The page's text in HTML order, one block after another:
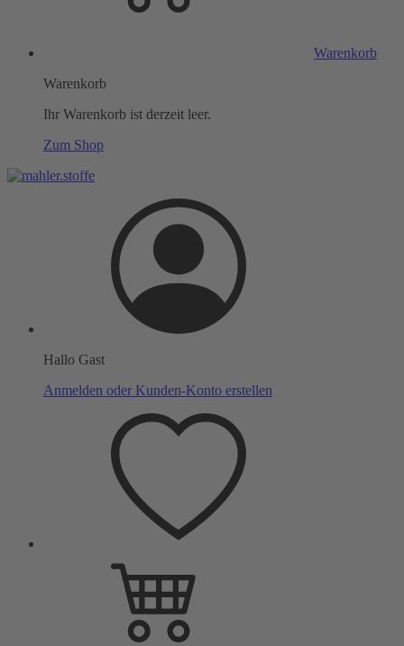
Warenkorb
Warenkorb
Ihr Warenkorb ist derzeit leer.
Zum Shop
Hallo Gast
Anmelden oder Kunden-Konto erstellen